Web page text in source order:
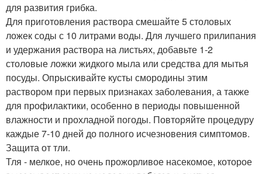
для развития грибка.
Для приготовления раствора смешайте 5 столовых
ложек соды с 10 литрами воды. Для лучшего прилипания
и удержания раствора на листьях, добавьте 1-2
столовые ложки жидкого мыла или средства для мытья
посуды. Опрыскивайте кусты смородины этим
раствором при первых признаках заболевания, а также
для профилактики, особенно в периоды повышенной
влажности и прохладной погоды. Повторяйте процедуру
каждые 7-10 дней до полного исчезновения симптомов.
Защита от тли.
Тля - мелкое, но очень прожорливое насекомое, которое